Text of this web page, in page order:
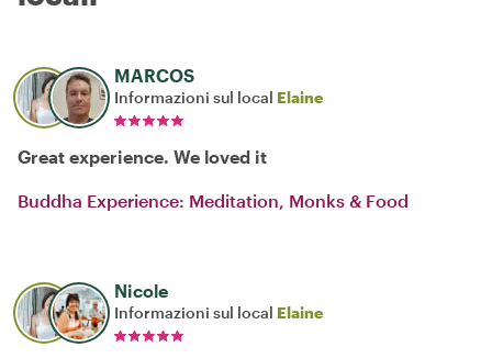
MARCOS
Informazioni sul local Elaine
Great experience. We loved it
Buddha Experience: Meditation, Monks & Food
Nicole
Informazioni sul local Elaine